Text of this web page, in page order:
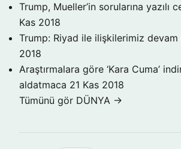
Trump, Mueller’in sorularına yazılı
Kas 2018
Trump: Riyad ile ilişkilerimiz devam
2018
Araştırmalara göre ‘Kara Cuma’
aldatmaca 21 Kas 2018
Tümünü gör DÜNYA →